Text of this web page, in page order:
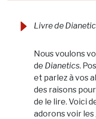
Livre de
Nous voulons
de Dianetics.
et parlez à vos
des raisons
de le lire. Voici
adorons voir les